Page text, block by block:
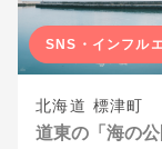
SNS・インフル
北海道 標津町
道東の「海の